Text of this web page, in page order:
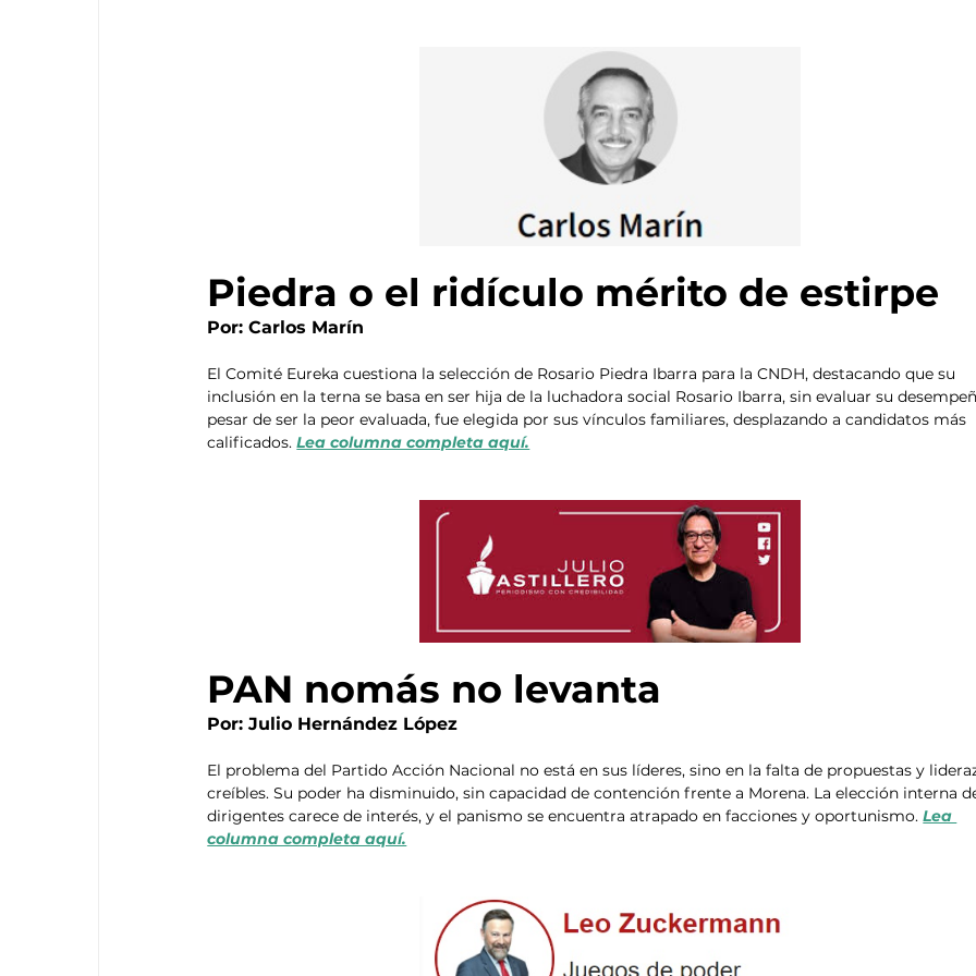
Piedra o el ridículo mérito de estirpe
Por: Carlos Marín
El Comité Eureka cuestiona la selección de Rosario Piedra Ibarra para la CNDH, destacando que su
inclusión en la terna se basa en ser hija de la luchadora social Rosario Ibarra, sin evaluar su
pesar de ser la peor evaluada, fue elegida por sus vínculos familiares, desplazando a candidatos más
calificados. Lea columna completa aquí.
PAN nomás no levanta
Por: Julio Hernández López
El problema del Partido Acción Nacional no está en sus líderes, sino en la falta de propuestas y
creíbles. Su poder ha disminuido, sin capacidad de contención frente a Morena. La elección interna
dirigentes carece de interés, y el panismo se encuentra atrapado en facciones y oportunismo. Lea
columna completa aquí.